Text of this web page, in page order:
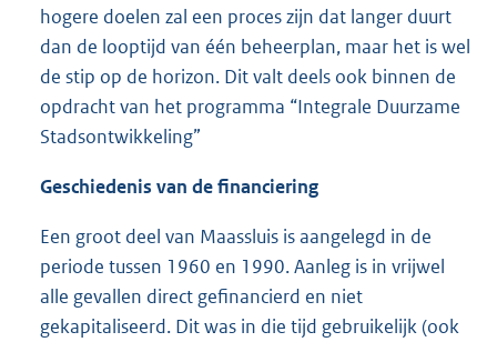
hogere doelen zal een proces zijn dat langer duurt
dan de looptijd van één beheerplan, maar het is wel
de stip op de horizon. Dit valt deels ook binnen de
opdracht van het programma “Integrale Duurzame
Stadsontwikkeling”
Geschiedenis van de financiering
Een groot deel van Maassluis is aangelegd in de
periode tussen 1960 en 1990. Aanleg is in vrijwel
alle gevallen direct gefinancierd en niet
gekapitaliseerd. Dit was in die tijd gebruikelijk (ook